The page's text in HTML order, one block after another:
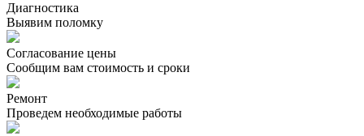
Диагностика
Выявим поломку
Согласование цены
Сообщим вам стоимость и сроки
Ремонт
Проведем необходимые работы